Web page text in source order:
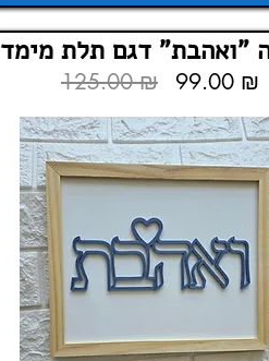
"ואהבת" דגם תלת מימד
125.00 ₪ 99.00 ₪